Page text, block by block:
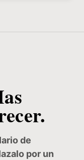
de
por un